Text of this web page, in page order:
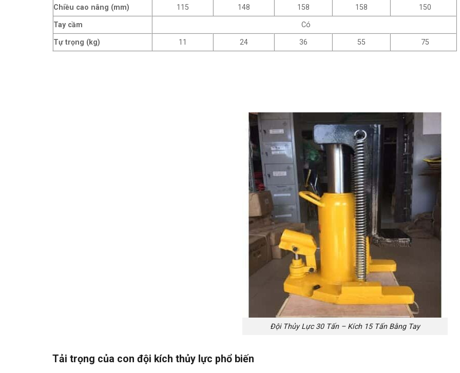
Chiều cao nâng (mm) 115 148 158 158 150
Tay cầm Có
Tự trọng (kg) 11 24 36 55 75
Đội Thủy Lực 30 Tấn – Kích 15 Tấn Bằng Tay
Tải trọng của con đội kích thủy lực phổ biến